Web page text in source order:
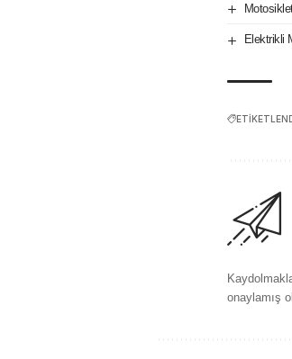
Elektrikli
onaylamış